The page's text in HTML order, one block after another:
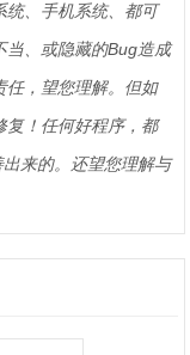
统、手机系统、都可
当、或隐藏的Bug造成
任，望您理解。但如
复！任何好程序，都
来的。还望您理解与